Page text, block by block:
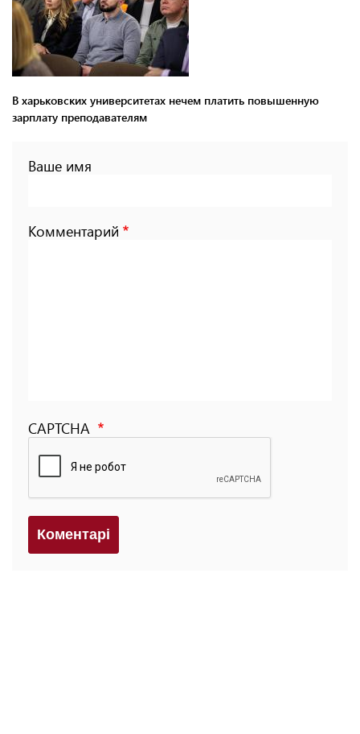
В харьковских университетах нечем платить повышенную
зарплату преподавателям
Ваше имя
Комментарий
CAPTCHA
Коментарi